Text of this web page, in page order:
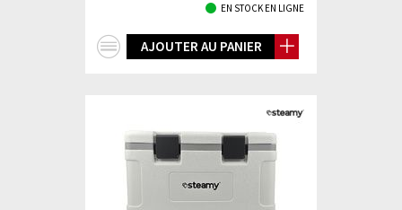
EN STOCK EN LIGNE
AJOUTER AU PANIER